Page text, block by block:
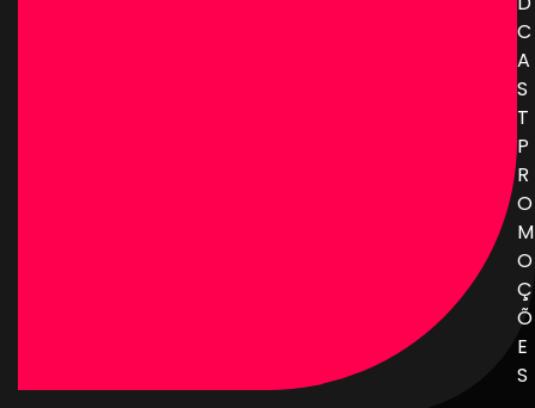
C
A
S
T
P
R
O
M
O
Ç
Õ
E
S